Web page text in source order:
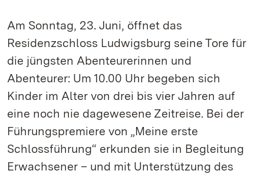
Am Sonntag, 23. Juni, öffnet das
Residenzschloss Ludwigsburg seine Tore für
die jüngsten Abenteurerinnen und
Abenteurer: Um 10.00 Uhr begeben sich
Kinder im Alter von drei bis vier Jahren auf
eine noch nie dagewesene Zeitreise. Bei der
Führungspremiere von „Meine erste
Schlossführung“ erkunden sie in Begleitung
Erwachsener – und mit Unterstützung des